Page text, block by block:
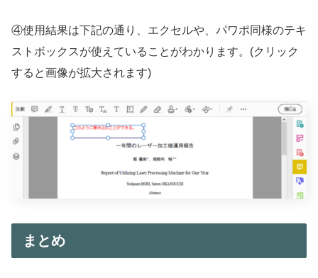
④使用結果は下記の通り、エクセルや、パワポ同様のテキ
ストボックスが使えていることがわかります。(クリック
すると画像が拡大されます)
まとめ